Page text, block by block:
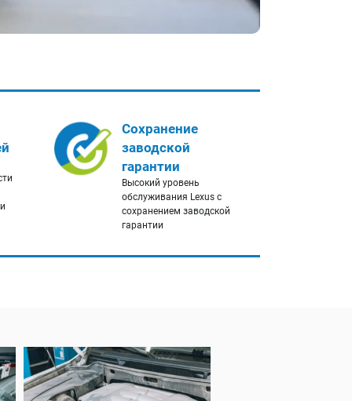
Сохранение
заводской
гарантии
Высокий уровень
обслуживания Lexus с
сохранением заводской
гарантии